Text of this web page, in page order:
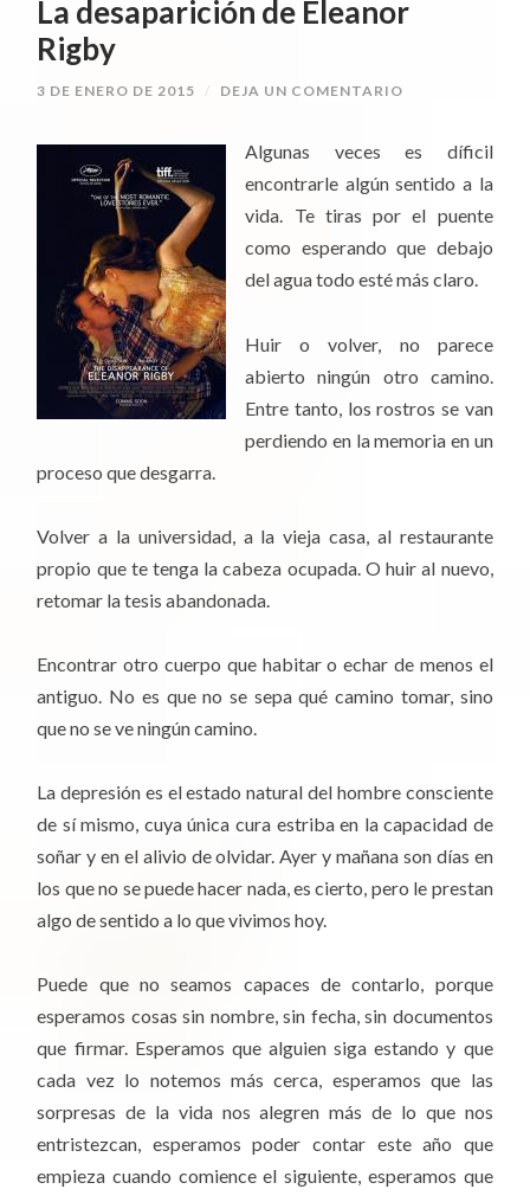
La desaparición de Eleanor
Rigby
3 DE ENERO DE 2015 / DEJA UN COMENTARIO
Algunas veces es díficil
encontrarle algún sentido a la
vida. Te tiras por el puente
como esperando que debajo
del agua todo esté más claro.
Huir o volver, no parece
abierto ningún otro camino.
Entre tanto, los rostros se van
perdiendo en la memoria en un
proceso que desgarra.
Volver a la universidad, a la vieja casa, al restaurante
propio que te tenga la cabeza ocupada. O huir al nuevo,
retomar la tesis abandonada.
Encontrar otro cuerpo que habitar o echar de menos el
antiguo. No es que no se sepa qué camino tomar, sino
que no se ve ningún camino.
La depresión es el estado natural del hombre consciente
de sí mismo, cuya única cura estriba en la capacidad de
soñar y en el alivio de olvidar. Ayer y mañana son días en
los que no se puede hacer nada, es cierto, pero le prestan
algo de sentido a lo que vivimos hoy.
Puede que no seamos capaces de contarlo, porque
esperamos cosas sin nombre, sin fecha, sin documentos
que firmar. Esperamos que alguien siga estando y que
cada vez lo notemos más cerca, esperamos que las
sorpresas de la vida nos alegren más de lo que nos
entristezcan, esperamos poder contar este año que
empieza cuando comience el siguiente, esperamos que